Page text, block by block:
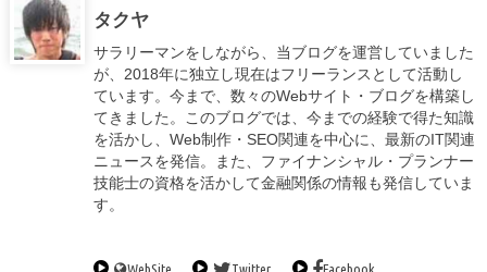
タクヤ
サラリーマンをしながら、当ブログを運営していました
が、2018年に独立し現在はフリーランスとして活動し
ています。今まで、数々のWebサイト・ブログを構築し
てきました。このブログでは、今までの経験で得た知識
を活かし、Web制作・SEO関連を中心に、最新のIT関連
ニュースを発信。また、ファイナンシャル・プランナー
技能士の資格を活かして金融関係の情報も発信していま
す。